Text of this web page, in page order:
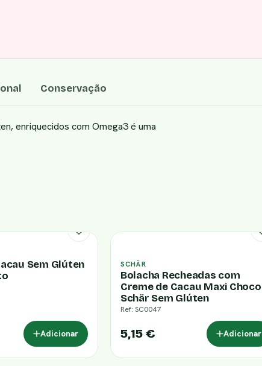
Conservação
enriquecidos com Omega3 é uma
Sem Glúten
Adicionar
SCHÄR
Bolacha Recheadas com
Creme de Cacau Maxi Choco
Schär Sem Glúten
Ref: SC0047
5,15 € Adicionar